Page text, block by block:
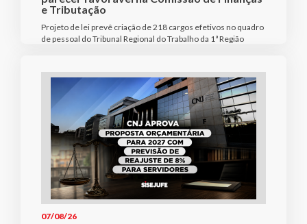
e Tributação
Projeto de lei prevê criação de 218 cargos efetivos no quadro
de pessoal do Tribunal Regional do Trabalho da 1ª Região
07/08/26